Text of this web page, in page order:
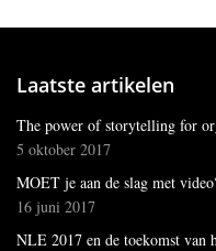
Laatste artikelen
The power of storytelling for
5 oktober 2017
MOET je aan de slag met
16 juni 2017
NLE 2017 en de toekomst van